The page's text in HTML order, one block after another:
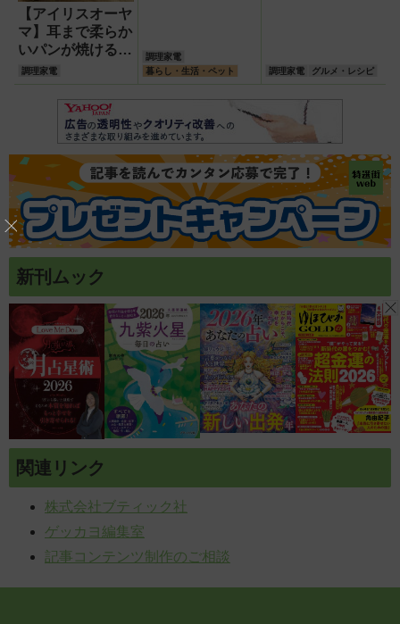
【アイリスオーヤ
マ】耳まで柔らか
いパンが焼けるホ
ームベーカリー
める50のレシピ
を掲載したレシピ
ブック付き
調理家電
できる
調理家電
暮らし・生活・ペット
慮したメニューも
楽しめる
調理家電 グルメ・レシピ
新刊ムック
関連リンク
株式会社ブティック社
ゲッカヨ編集室
記事コンテンツ制作のご相談